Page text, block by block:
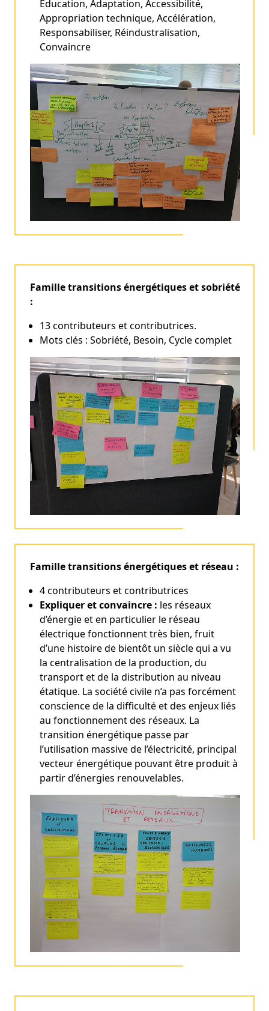
Education, Adaptation, Accessibilité,
Appropriation technique, Accélération,
Responsabiliser, Réindustralisation,
Convaincre
Famille transitions énergétiques et sobriété
:
13 contributeurs et contributrices.
Mots clés : Sobriété, Besoin, Cycle complet
Famille transitions énergétiques et réseau :
4 contributeurs et contributrices
Expliquer et convaincre : les réseaux
d’énergie et en particulier le réseau
électrique fonctionnent très bien, fruit
d’une histoire de bientôt un siècle qui a vu
la centralisation de la production, du
transport et de la distribution au niveau
étatique. La société civile n’a pas forcément
conscience de la difficulté et des enjeux liés
au fonctionnement des réseaux. La
transition énergétique passe par
l’utilisation massive de l’électricité, principal
vecteur énergétique pouvant être produit à
partir d’énergies renouvelables.